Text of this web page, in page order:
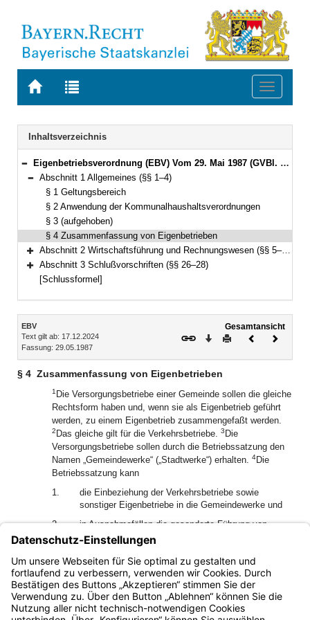
Zur
BAYERN.RECHT
Zur
letzten
Suche
Toggle
Navigation
Inhaltsverzeichnis
Bereich reduzieren
Eigenbetriebsverordnung (EBV) Vom 29. Mai 1987 (GVBl. S. 195) BayRS 2023-7-I (§§ 1–28)
Bereich reduzieren
Abschnitt 1 Allgemeines (§§ 1–4)
§ 1 Geltungsbereich
§ 2 Anwendung der Kommunalhaushaltsverordnungen
§ 3 (aufgehoben)
§ 4 Zusammenfassung von Eigenbetrieben
Bereich erweitern
Abschnitt 2 Wirtschaftsführung und Rechnungswesen (§§ 5–25)
Bereich erweitern
Abschnitt 3 Schlußvorschriften (§§ 26–28)
[Schlussformel]
Inhalt
EBV
Text gilt ab: 17.12.2024
Fassung: 29.05.1987
Gesamtansicht
Download
DruckenVorheriges
§ 4 Zusammenfassung von Eigenbetrieben
1 Die Versorgungsbetriebe einer Gemeinde sollen die gleiche
Rechtsform haben und, wenn sie als Eigenbetrieb geführt
werden, zu einem Eigenbetrieb zusammengefaßt werden.
2 Das gleiche gilt für die Verkehrsbetriebe. 3 Die
Versorgungsbetriebe sollen durch die Betriebssatzung den
Namen „Gemeindewerke“ („Stadtwerke“) erhalten. 4Die
Betriebssatzung kann
1.
die Einbeziehung der Verkehrsbetriebe sowie
sonstiger Eigenbetriebe in die Gemeindewerke und
2.
in Ausnahmefällen die gesonderte Führung von
einzelnen Versorgungsbetrieben oder von einzelnen
Verkehrsbetrieben
vorsehen.
Bayern.de